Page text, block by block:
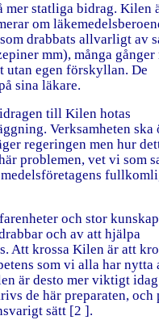
statliga bidrag. Kilen
om
drabbats allvarligt av
mm), många gånger
utan egen förskyllan. De
sina läkare.
till Kilen hotas
Verksamheten ska
regeringen men hur
problemen, vet vi som
och stor
och av att hjälpa
Att krossa Kilen är att
som vi alla har nytta
är desto mer viktigt idag
de här preparaten, och
sätt [2 ].